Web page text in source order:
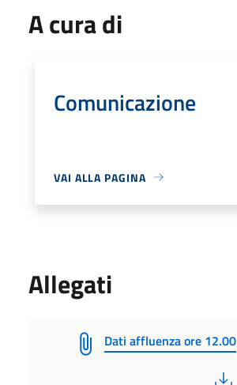
A cura di
Comunicazione
VAI ALLA PAGINA
Allegati
Dati affluenza ore 12.00